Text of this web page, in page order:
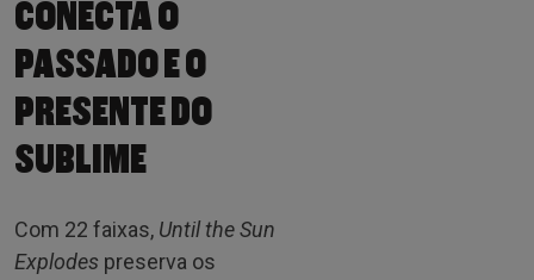
CONECTA O
PASSADO E O
PRESENTE DO
SUBLIME
Com 22 faixas, Until the Sun
Explodes preserva os